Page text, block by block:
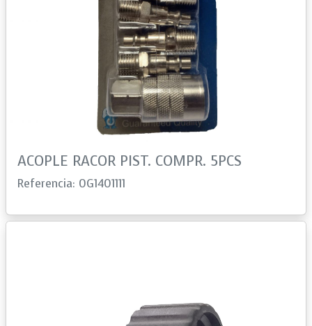
ACOPLE RACOR PIST. COMPR. 5PCS
Referencia: 0G1401111